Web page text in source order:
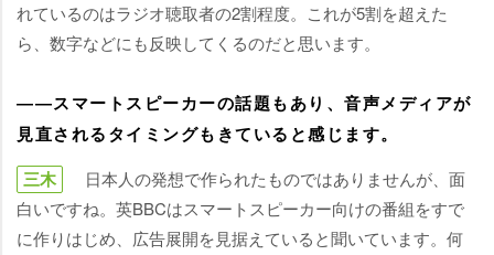
れているのはラジオ聴取者の2割程度。これが5割を超えた
ら、数字などにも反映してくるのだと思います。
――スマートスピーカーの話題もあり、音声メディアが
見直されるタイミングもきていると感じます。
三木
日本人の発想で作られたものではありませんが、面
白いですね。英BBCはスマートスピーカー向けの番組をすで
に作りはじめ、広告展開を見据えていると聞いています。何